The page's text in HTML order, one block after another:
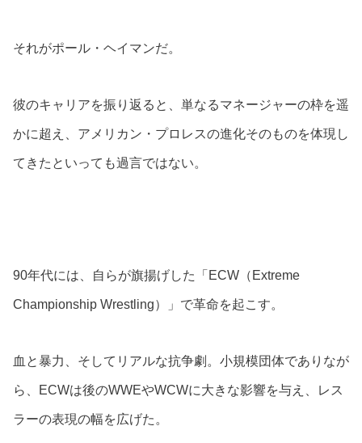
それがポール・ヘイマンだ。
彼のキャリアを振り返ると、単なるマネージャーの枠を遥
かに超え、アメリカン・プロレスの進化そのものを体現し
てきたといっても過言ではない。
90年代には、自らが旗揚げした「ECW（Extreme
Championship Wrestling）」で革命を起こす。
血と暴力、そしてリアルな抗争劇。小規模団体でありなが
ら、ECWは後のWWEやWCWに大きな影響を与え、レス
ラーの表現の幅を広げた。